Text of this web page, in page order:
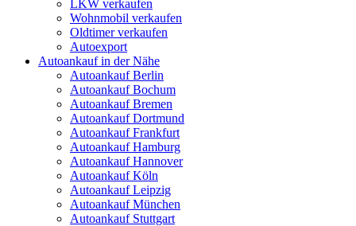
LKW verkaufen
Wohnmobil verkaufen
Oldtimer verkaufen
Autoexport
Autoankauf in der Nähe
Autoankauf Berlin
Autoankauf Bochum
Autoankauf Bremen
Autoankauf Dortmund
Autoankauf Frankfurt
Autoankauf Hamburg
Autoankauf Hannover
Autoankauf Köln
Autoankauf Leipzig
Autoankauf München
Autoankauf Stuttgart